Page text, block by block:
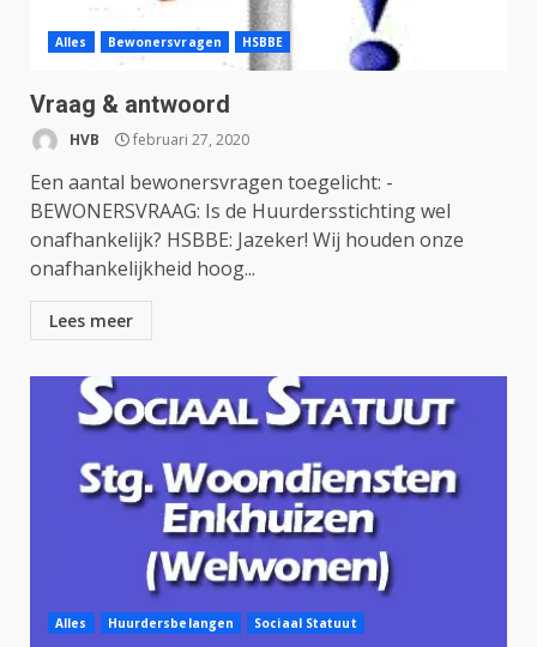
Alles Bewonersvragen HSBBE
Vraag & antwoord
HVB februari 27, 2020
Een aantal bewonersvragen toegelicht: -
BEWONERSVRAAG: Is de Huurdersstichting wel
onafhankelijk? HSBBE: Jazeker! Wij houden onze
onafhankelijkheid hoog...
Lees meer
Alles Huurdersbelangen Sociaal Statuut